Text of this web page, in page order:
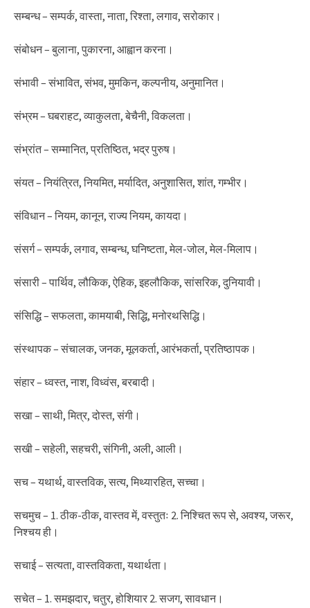
सम्बन्ध – सम्पर्क, वास्ता, नाता, रिश्ता, लगाव, सरोकार।
संबोधन – बुलाना, पुकारना, आह्वान करना।
संभावी – संभावित, संभव, मुमकिन, कल्पनीय, अनुमानित।
संभ्रम – घबराहट, व्याकुलता, बेचैनी, विकलता।
संभ्रांत – सम्मानित, प्रतिष्ठित, भद्र पुरुष।
संयत – नियंत्रित, नियमित, मर्यादित, अनुशासित, शांत, गम्भीर।
संविधान – नियम, कानून, राज्य नियम, कायदा।
संसर्ग – सम्पर्क, लगाव, सम्बन्ध, घनिष्टता, मेल-जोल, मेल-मिलाप।
संसारी – पार्थिव, लौकिक, ऐहिक, इहलौकिक, सांसरिक, दुनियावी।
संसिद्धि – सफलता, कामयाबी, सिद्धि, मनोरथसिद्धि।
संस्थापक – संचालक, जनक, मूलकर्ता, आरंभकर्ता, प्रतिष्ठापक।
संहार – ध्वस्त, नाश, विध्वंस, बरबादी।
सखा – साथी, मित्र, दोस्त, संगी।
सखी – सहेली, सहचरी, संगिनी, अली, आली।
सच – यथार्थ, वास्तविक, सत्य, मिथ्यारहित, सच्चा।
सचमुच – 1. ठीक-ठीक, वास्तव में, वस्तुतः 2. निश्चित रूप से, अवश्य, जरूर,
निश्चय ही।
सचाई – सत्यता, वास्तविकता, यथार्थता।
सचेत – 1. समझदार, चतुर, होशियार 2. सजग, सावधान।